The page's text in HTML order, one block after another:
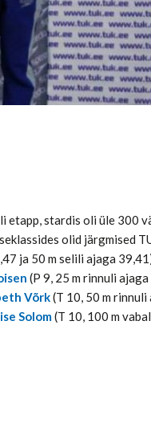
etapp, stardis oli üle 300
olid järgmised
ja 50 m selili ajaga
(P 9, 25 m rinnuli
Võrk(T 10, 50 m
Solom(T 10, 100 m